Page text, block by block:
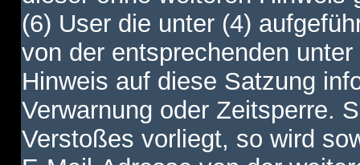
(6) User die unter (4)
von der entsprechenden
Hinweis auf diese Satzung
Verwarnung oder Zeitsperre.
Verstoßes vorliegt, so wird